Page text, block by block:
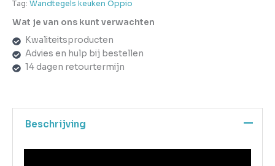
Tag: Wandtegels keuken Oppio
Wat je van ons kunt verwachten
Kwaliteitsproducten
Advies en hulp bij bestellen
14 dagen retourtermijn
Beschrijving